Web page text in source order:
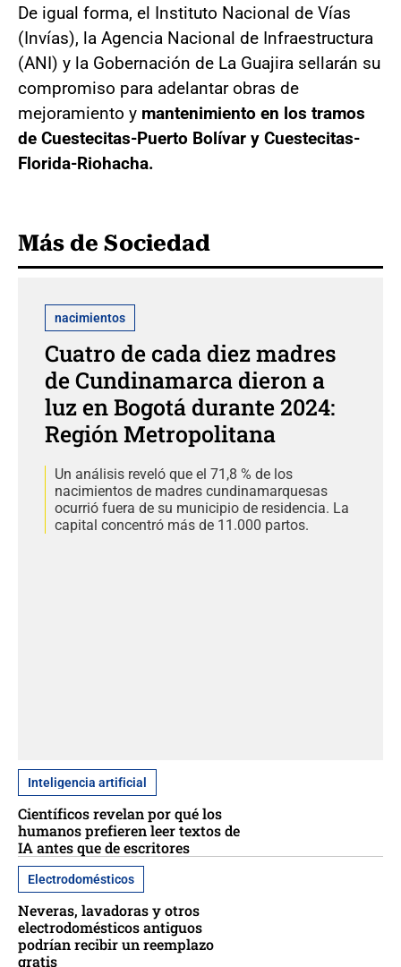
De igual forma, el Instituto Nacional de Vías
(Invías), la Agencia Nacional de Infraestructura
(ANI) y la Gobernación de La Guajira sellarán su
compromiso para adelantar obras de
mejoramiento y mantenimiento en los tramos
de Cuestecitas-Puerto Bolívar y Cuestecitas-
Florida-Riohacha.
Más de Sociedad
nacimientos
Cuatro de cada diez madres
de Cundinamarca dieron a
luz en Bogotá durante 2024:
Región Metropolitana
Un análisis reveló que el 71,8 % de los
nacimientos de madres cundinamarquesas
ocurrió fuera de su municipio de residencia. La
capital concentró más de 11.000 partos.
Inteligencia artificial
Científicos revelan por qué los
humanos prefieren leer textos de
IA antes que de escritores
Electrodomésticos
Neveras, lavadoras y otros
electrodomésticos antiguos
podrían recibir un reemplazo
gratis